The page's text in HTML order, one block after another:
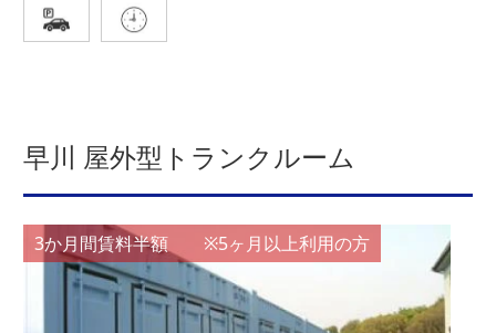
早川 屋外型トランクルーム
3か月間賃料半額 ※5ヶ月以上利用の方